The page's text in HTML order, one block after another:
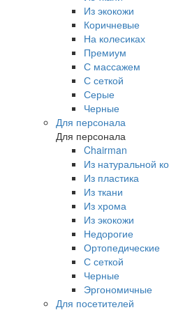
Из экокожи
Коричневые
На колесиках
Премиум
С массажем
С сеткой
Серые
Черные
Для персонала
Для персонала
Chairman
Из натуральной
Из пластика
Из ткани
Из хрома
Из экокожи
Недорогие
Ортопедические
С сеткой
Черные
Эргономичные
Для посетителей